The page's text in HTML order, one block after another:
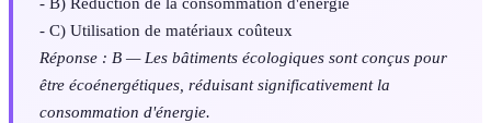
- C) Utilisation de matériaux coûteux
Réponse : B — Les bâtiments écologiques sont conçus pour
être écoénergétiques, réduisant significativement la
consommation d'énergie.